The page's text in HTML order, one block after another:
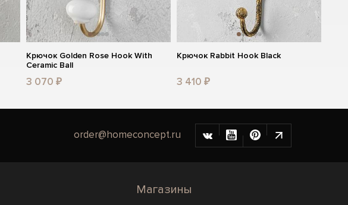
Крючок Golden Rose Hook With
Ceramic Ball
3 070 ₽
Крючок Rabbit Hook Black
3 410 ₽
order@homeconcept.ru
Магазины